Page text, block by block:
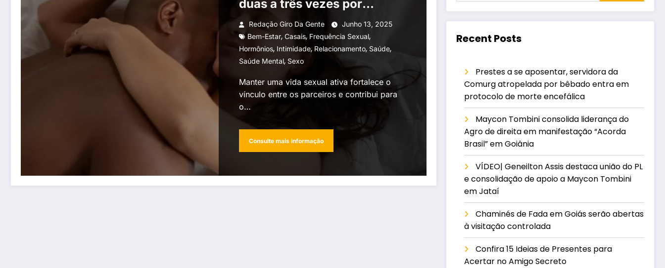
duas a três vezes por
semana para a saúde mental
e hormonal
Redação Giro Da Gente
Junho 13, 2025
Bem-Estar, Casais, Frequência Sexual,
Hormônios, Intimidade, Relacionamento, Saúde,
Saúde Mental, Sexo
Manter uma vida sexual ativa fortalece o
vínculo entre os parceiros e contribui para
o…
Consulte mais informação
Recent Posts
Prestes a se aposentar, servidora da
Comurg atropelada por bêbado entra em
protocolo de morte encefálica
Maycon Tombini consolida liderança do
Agro de direita em manifestação “Acorda
Brasil” em Goiânia
VÍDEO| Geneilton Assis destaca união do PL
e consolidação de apoio a Maycon Tombini
em Jataí
Chaminés de Fada em Goiás serão abertas
à visitação controlada
Confira 15 Ideias de Presentes para
Acertar no Amigo Secreto